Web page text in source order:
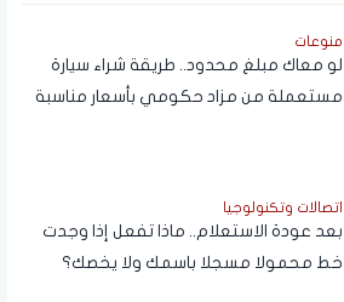
منوعات
لو معاك مبلغ محدود.. طريقة شراء سيارة
مستعملة من مزاد حكومي بأسعار مناسبة
اتصالات وتكنولوجيا
بعد عودة الاستعلام.. ماذا تفعل إذا وجدت
خط محمولا مسجلا باسمك ولا يخصك؟